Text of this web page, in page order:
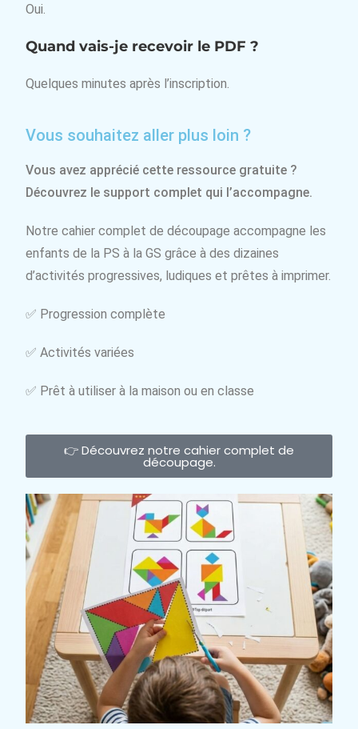
Oui.
Quand vais-je recevoir le PDF ?
Quelques minutes après l’inscription.
Vous souhaitez aller plus loin ?
Vous avez apprécié cette ressource gratuite ?
Découvrez le support complet qui l’accompagne.
Notre cahier complet de découpage accompagne les
enfants de la PS à la GS grâce à des dizaines
d’activités progressives, ludiques et prêtes à imprimer.
✅ Progression complète
✅ Activités variées
✅ Prêt à utiliser à la maison ou en classe
👉 Découvrez notre cahier complet de
découpage.